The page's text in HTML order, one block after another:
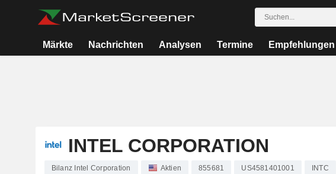
Märkte Nachrichten Analysen Termine Empfehlungen
INTEL CORPORATION
Bilanz Intel Corporation Aktien 855681 US4581401001 INTC